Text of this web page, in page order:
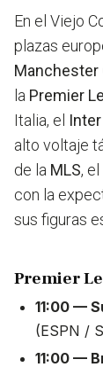
En el Viejo
plazas
Manchester
la Premier
Italia, el
alto voltaje
de la MLS, el
con la
sus figuras
Premier
11:00 —
(ESPN /
11:00 —